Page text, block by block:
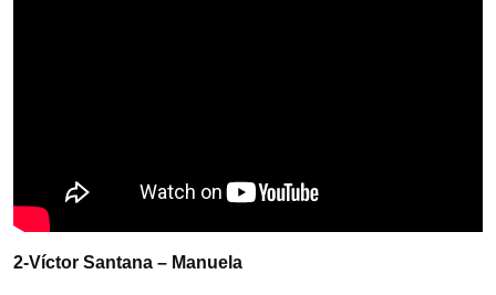
2-Víctor Santana – Manuela